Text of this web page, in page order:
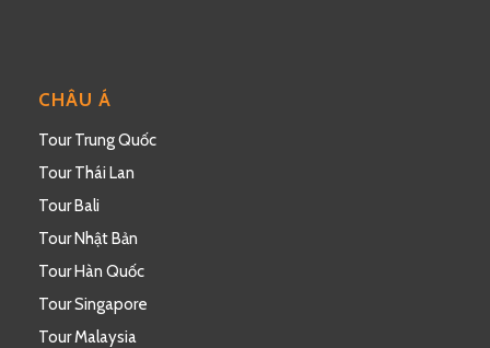
CHÂU Á
Tour Trung Quốc
Tour Thái Lan
Tour Bali
Tour Nhật Bản
Tour Hàn Quốc
Tour Singapore
Tour Malaysia